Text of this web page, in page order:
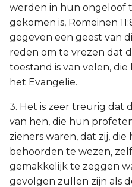
werden in hun ongeloof
gekomen is, Romeinen
gegeven een geest van
reden om te vrezen dat
toestand is van velen,
het Evangelie.
3. Het is zeer treurig dat
van hen, die hun
zieners waren, dat zij,
behoorden te wezen,
gemakkelijk te zeggen
gevolgen zullen zijn als